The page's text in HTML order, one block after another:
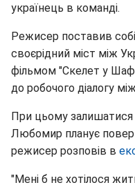
українець в команді.
Режисер поставив
своєрідний міст між
фільмом "Скелет у
до робочого діалогу
При цьому
Любомир планує
режисер розповів в
"Мені б не хотілося